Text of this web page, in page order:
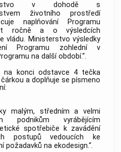
v dohodě s
životního prostředí
naplňování Programu
ročně a o výsledcích
vládu. Ministerstvo výsledky
Programu zohlední v
na další období.“.
konci odstavce 4 tečka
a doplňuje se písmeno
malým, středním a velmi
podnikům vyrábějícím
spotřebiče k zavádění
postupů vedoucích ke
požadavků na ekodesign.“.